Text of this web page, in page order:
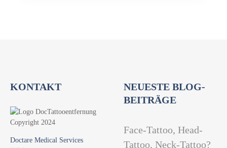
KONTAKT
Doctare Medical Services
NEUESTE BLOG-
BEITRÄGE
Face-Tattoo, Head-
Tattoo, Neck-Tattoo?